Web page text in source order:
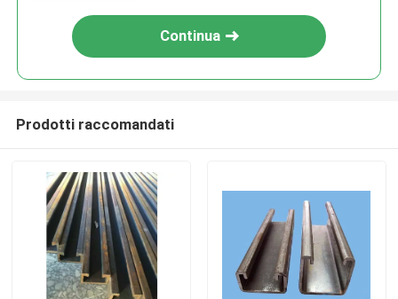
Casa
Continua
Prodotti raccomandati